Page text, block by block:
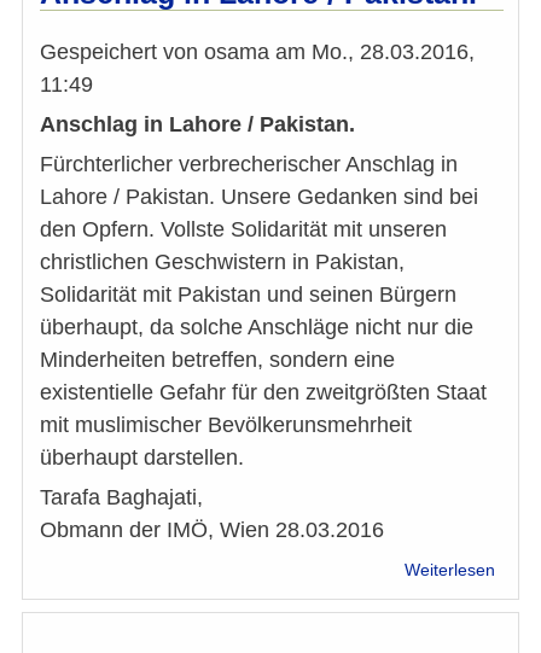
Gespeichert von osama am Mo., 28.03.2016,
11:49
Anschlag in Lahore / Pakistan.
Fürchterlicher verbrecherischer Anschlag in
Lahore / Pakistan. Unsere Gedanken sind bei
den Opfern. Vollste Solidarität mit unseren
christlichen Geschwistern in Pakistan,
Solidarität mit Pakistan und seinen Bürgern
überhaupt, da solche Anschläge nicht nur die
Minderheiten betreffen, sondern eine
existentielle Gefahr für den zweitgrößten Staat
mit muslimischer Bevölkerunsmehrheit
überhaupt darstellen.
Tarafa Baghajati,
Obmann der IMÖ, Wien 28.03.2016
Weiterlesen
in